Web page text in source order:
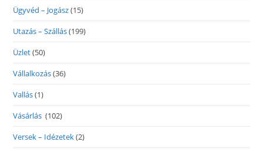
Ügyvéd – Jogász(15)
Utazás – Szállás(199)
Üzlet(50)
Vállalkozás(36)
Vallás(1)
Vásárlás (102)
Versek – Idézetek(2)